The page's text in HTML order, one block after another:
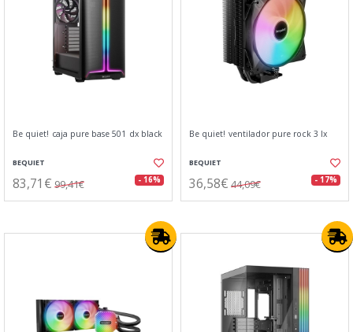
Be quiet! caja pure base 501 dx black
BEQUIET
83,71€ 99,41€ - 16%
Be quiet! ventilador pure rock 3 lx
BEQUIET
36,58€ 44,09€ - 17%